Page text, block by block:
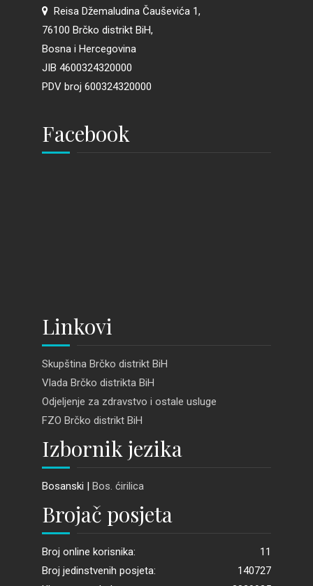
Reisa Džemaludina Čauševića 1,
76100 Brčko distrikt BiH,
Bosna i Hercegovina
JIB 4600324320000
PDV broj 600324320000
Facebook
Linkovi
Skupština Brčko distrikt BiH
Vlada Brčko distrikta BiH
Odjeljenje za zdravstvo i ostale usluge
FZO Brčko distrikt BiH
Izbornik jezika
Bosanski | Bos. ćirilica
Brojač posjeta
Broj online korisnika:
11
Broj jedinstvenih posjeta:
140727